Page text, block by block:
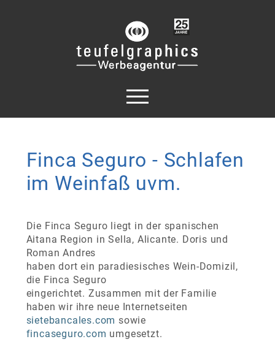
Finca Seguro - Schlafen
im Weinfaß uvm.
Die Finca Seguro liegt in der spanischen
Aitana Region in Sella, Alicante. Doris und
Roman Andres
haben dort ein paradiesisches Wein-Domizil,
die Finca Seguro
eingerichtet. Zusammen mit der Familie
haben wir ihre neue Internetseiten
sietebancales.com sowie
fincaseguro.com umgesetzt.